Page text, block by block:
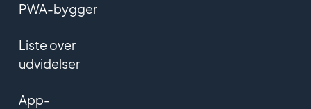
PWA-bygger
Liste over
udvidelser
App-